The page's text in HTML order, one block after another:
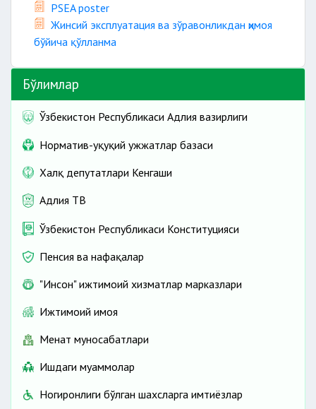
PSEA poster
Жинсий эксплуатация ва зўравонликдан ҳимоя
бўйича қўлланма
Бўлимлар
Ўзбекистон Республикаси Адлия вазирлиги
Норматив-ҳуқуқий ҳужжатлар базаси
Халқ депутатлари Кенгаши
Адлия ТВ
Ўзбекистон Республикаси Конституцияси
Пенсия ва нафақалар
"Инсон" ижтимоий хизматлар марказлари
Ижтимоий ҳимоя
Меҳнат муносабатлари
Ишдаги муаммолар
Ногиронлиги бўлган шахсларга имтиёзлар